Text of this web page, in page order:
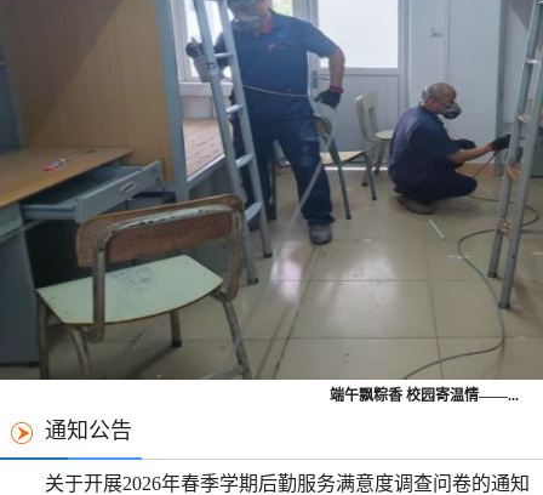
端午飘粽香 校园寄温情——...
通知公告
关于开展2026年春季学期后勤服务满意度调查问卷的通知